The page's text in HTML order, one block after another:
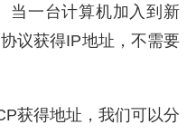
当一台计算机加入到新
议获得IP地址，不需要
获得地址，我们可以分